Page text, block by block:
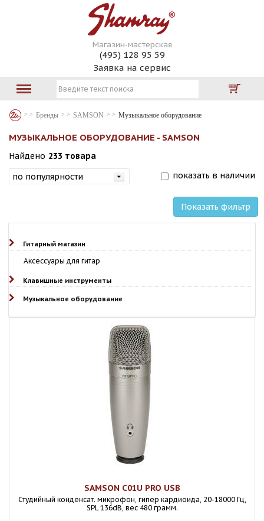
Магазин-мастерская
(495) 128 95 59
Заявка на сервис
Бренды SAMSON Музыкальное оборудование
МУЗЫКАЛЬНОЕ ОБОРУДОВАНИЕ - SAMSON
Найдено 233 товара
показать в наличии
Показать фильтр
Гитарный магазин
Аксессуары для гитар
Клавишные инструменты
Музыкальное оборудование
SAMSON C01U PRO USB
Студийный конденсат. микрофон, гипер кардиоида, 20-18000 Гц,
SPL 136dB, вес 480 грамм.